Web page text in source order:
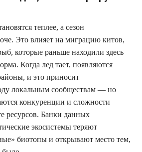
теплее, а сезон
Это влияет на миграцию китов,
которые раньше находили здесь
Когда лед тает, появляются
и это приносит
локальным сообществам — но
конкуренции и сложности
ресурсов. Банки данных
экосистемы теряют
биотопы и открывают место тем,